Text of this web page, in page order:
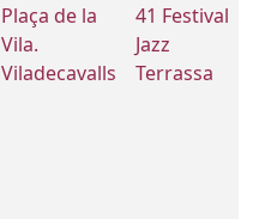
Plaça de la
Vila.
Viladecavalls
41 Festival
Jazz
Terrassa